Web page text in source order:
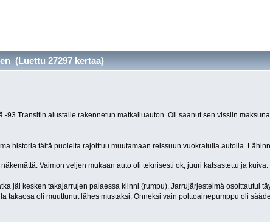
(Luettu 27297 kertaa)
-93 Transitin alustalle rakennetun matkailuauton. Oli saanut sen vissiin
historia tältä puolelta rajoittuu muutamaan reissuun vuokratulla autolla.
Vaimon veljen mukaan auto oli teknisesti ok, juuri katsastettu ja
jäi kesken takajarrujen palaessa kiinni (rumpu). Jarrujärjestelmä osoittautui
takaosa oli muuttunut lähes mustaksi. Onneksi vain polttoainepumppu oli